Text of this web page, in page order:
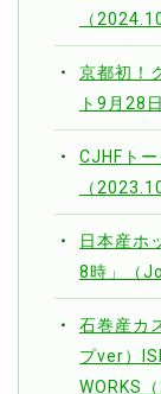
（
京都初！
ト9月28
CJHFト
（
日本産ホ
8時」（
石巻産カ
プver）
WORKS